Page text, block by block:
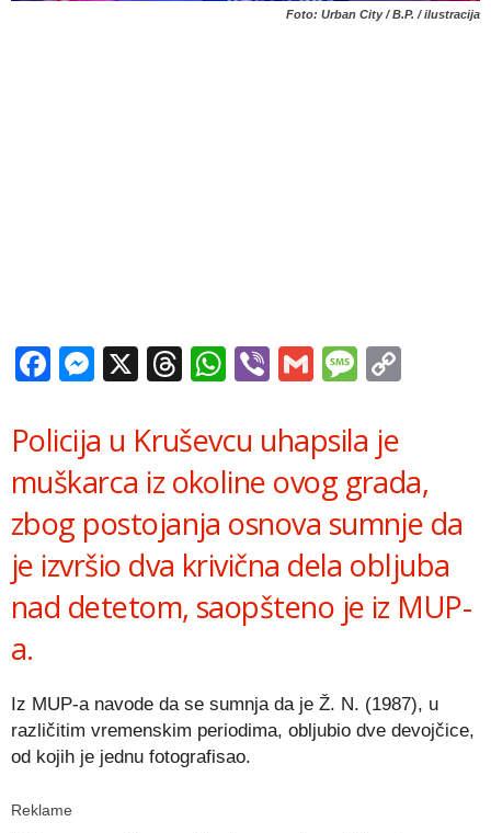
Foto: Urban City / B.P. / ilustracija
Facebook
Messenger
X Threads
WhatsApp
ViberGmail
Policija u Kruševcu uhapsila je
muškarca iz okoline ovog grada,
zbog postojanja osnova sumnje da
je izvršio dva krivična dela obljuba
nad detetom, saopšteno je iz MUP-
a.
Iz MUP-a navode da se sumnja da je Ž. N. (1987), u
različitim vremenskim periodima, obljubio dve devojčice,
od kojih je jednu fotografisao.
Reklame